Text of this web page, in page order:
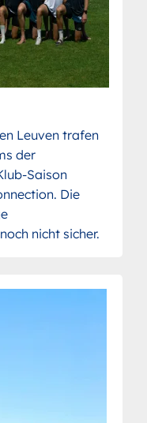
Leuven trafen
der
Saison
Die
nicht sicher.